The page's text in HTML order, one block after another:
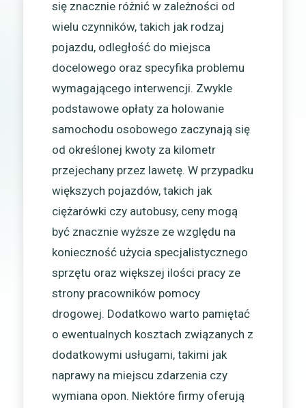
się znacznie różnić w zależności od
wielu czynników, takich jak rodzaj
pojazdu, odległość do miejsca
docelowego oraz specyfika problemu
wymagającego interwencji. Zwykle
podstawowe opłaty za holowanie
samochodu osobowego zaczynają się
od określonej kwoty za kilometr
przejechany przez lawetę. W przypadku
większych pojazdów, takich jak
ciężarówki czy autobusy, ceny mogą
być znacznie wyższe ze względu na
konieczność użycia specjalistycznego
sprzętu oraz większej ilości pracy ze
strony pracowników pomocy
drogowej. Dodatkowo warto pamiętać
o ewentualnych kosztach związanych z
dodatkowymi usługami, takimi jak
naprawy na miejscu zdarzenia czy
wymiana opon. Niektóre firmy oferują